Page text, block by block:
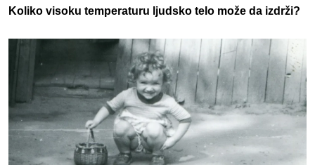
Koliko visoku temperaturu ljudsko telo može da izdrži?